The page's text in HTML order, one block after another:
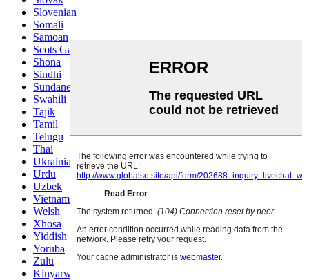
Slovenian
Somali
Samoan
Scots Gaelic
Shona
Sindhi
Sundanese
Swahili
Tajik
Tamil
Telugu
Thai
Ukrainian
Urdu
Uzbek
Vietnamese
Welsh
Xhosa
Yiddish
Yoruba
Zulu
Kinyarwanda